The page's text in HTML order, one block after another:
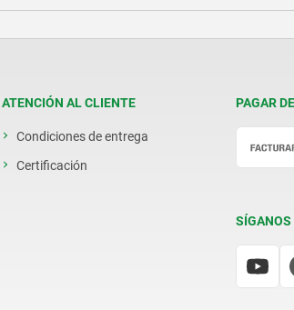
ATENCIÓN AL CLIENTE
Condiciones de entrega
Certificación
PAGAR
SÍGANOS